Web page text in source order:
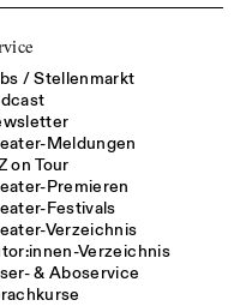
/ Stellenmarkt
Meldungen
on Tour
Premieren
Festivals
Verzeichnis
Verzeichnis
& Aboservice